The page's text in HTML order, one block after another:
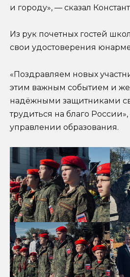
и городу», — сказал
Из рук почетных гостей
свои удостоверения
«Поздравляем новых
этим важным событием и
надёжными защитниками
трудиться на благо
управлении образования.